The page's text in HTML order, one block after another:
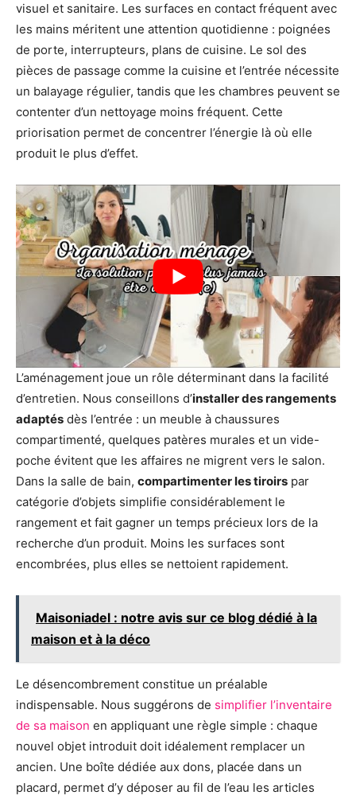
visuel et sanitaire. Les surfaces en contact fréquent avec
les mains méritent une attention quotidienne : poignées
de porte, interrupteurs, plans de cuisine. Le sol des
pièces de passage comme la cuisine et l’entrée nécessite
un balayage régulier, tandis que les chambres peuvent se
contenter d’un nettoyage moins fréquent. Cette
priorisation permet de concentrer l’énergie là où elle
produit le plus d’effet.
L’aménagement joue un rôle déterminant dans la facilité
d’entretien. Nous conseillons d’installer des rangements
adaptés dès l’entrée : un meuble à chaussures
compartimenté, quelques patères murales et un vide-
poche évitent que les affaires ne migrent vers le salon.
Dans la salle de bain, compartimenter les tiroirs par
catégorie d’objets simplifie considérablement le
rangement et fait gagner un temps précieux lors de la
recherche d’un produit. Moins les surfaces sont
encombrées, plus elles se nettoient rapidement.
Maisoniadel : notre avis sur ce blog dédié à la
maison et à la déco
Le désencombrement constitue un préalable
indispensable. Nous suggérons de simplifier l’inventaire
de sa maison en appliquant une règle simple : chaque
nouvel objet introduit doit idéalement remplacer un
ancien. Une boîte dédiée aux dons, placée dans un
placard, permet d’y déposer au fil de l’eau les articles